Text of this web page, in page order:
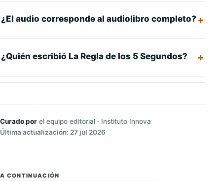
¿El audio corresponde al audiolibro completo?
¿Quién escribió La Regla de los 5 Segundos?
Curado por el equipo editorial · Instituto Innova
Última actualización: 27 jul 2026
A CONTINUACIÓN